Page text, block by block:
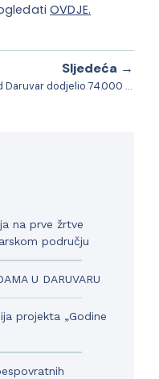
OVDJE.
Sljedeća →
Grad Daruvar dodjelio 74.000 eura za udruge u kulturi i udruge civilnog društva
na prve žrtve
području
U DARUVARU
projekta „Godine